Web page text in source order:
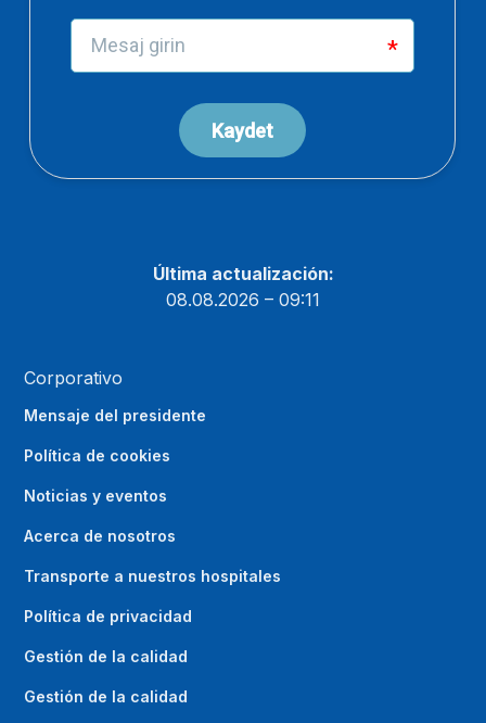
Última actualización:
08.08.2026 – 09:11
Corporativo
Mensaje del presidente
Política de cookies
Noticias y eventos
Acerca de nosotros
Transporte a nuestros hospitales
Política de privacidad
Gestión de la calidad
Gestión de la calidad